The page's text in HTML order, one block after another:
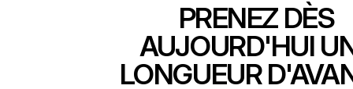
PRENEZ DÈS
AUJOURD'HUI
LONGUEUR